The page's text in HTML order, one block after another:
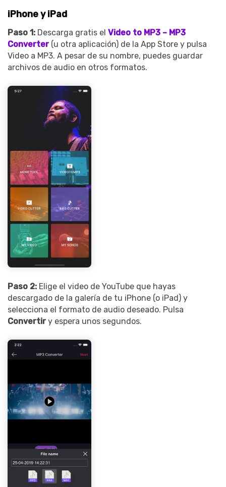
iPhone y iPad
Paso 1: Descarga gratis el Video to MP3 – MP3
Converter(u otra aplicación) de la App Store y pulsa
Video a MP3. A pesar de su nombre, puedes guardar
archivos de audio en otros formatos.
Paso 2: Elige el video de YouTube que hayas
descargado de la galería de tu iPhone (o iPad) y
selecciona el formato de audio deseado. Pulsa
Convertiry espera unos segundos.